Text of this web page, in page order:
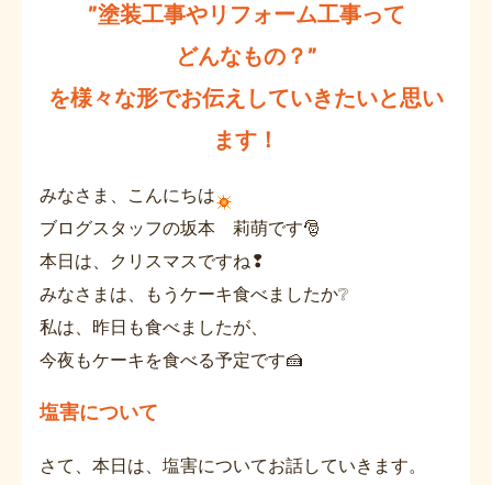
”塗装工事やリフォーム工事って
どんなもの？”
を様々な形でお伝えしていきたいと思い
ます！
みなさま、こんにちは
ブログスタッフの坂本 莉萌です🎅
本日は、クリスマスですね❢
みなさまは、もうケーキ食べましたか❔
私は、昨日も食べましたが、
今夜もケーキを食べる予定です🍰
塩害について
さて、本日は、塩害についてお話していきます。